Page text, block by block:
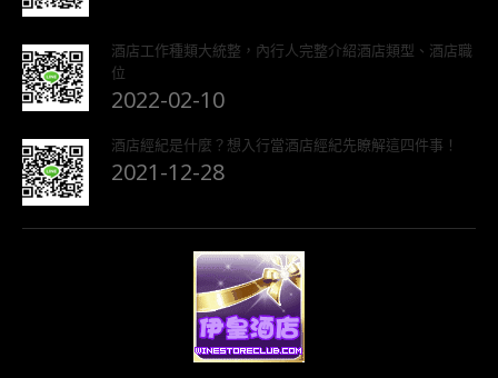
酒店工作種類大統整，內行人完整介紹酒店類型、酒店職
位
2022-02-10
酒店經紀是什麼？想入行當酒店經紀先瞭解這四件事！
2021-12-28